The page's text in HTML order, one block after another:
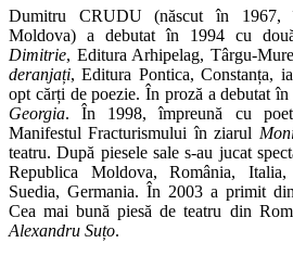
Dumitru CRUDU (născut în 1967,
Moldova) a debutat în 1994 cu
Dimitrie, Editura Arhipelag, Târgu-
deranjați, Editura Pontica, Constanța,
opt cărți de poezie. În proză a debutat
Georgia. În 1998, împreună cu
Manifestul Fracturismului în ziarul
teatru. După piesele sale s-au jucat
Republica Moldova, România,
Suedia, Germania. În 2003 a primit
Cea mai bună piesă de teatru din
Alexandru Suțo.